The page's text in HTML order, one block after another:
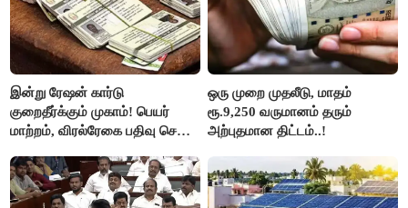
இன்று ரேஷன் கார்டு
குறைதீர்க்கும் முகாம்! பெயர்
மாற்றம், விரல்ரேகை பதிவு செய்ய
ஒரு முறை முதலீடு, மாதம்
ரூ.9,250 வருமானம் தரும்
அற்புதமான திட்டம்..!